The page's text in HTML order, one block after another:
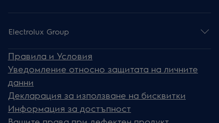
Electrolux Group
Правила и Условия
Уведомление относно защитата на личните
данни
Декларация за използване на бисквитки
Информация за достъпност